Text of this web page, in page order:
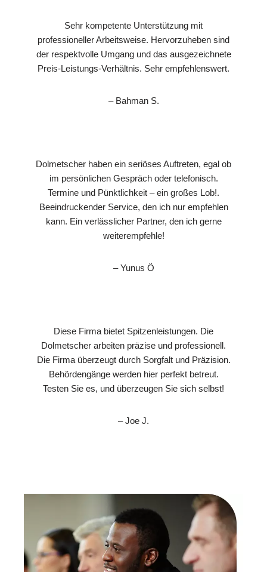
Sehr kompetente Unterstützung mit
professioneller Arbeitsweise. Hervorzuheben sind
der respektvolle Umgang und das ausgezeichnete
Preis-Leistungs-Verhältnis. Sehr empfehlenswert.
– Bahman S.
Dolmetscher haben ein seriöses Auftreten, egal ob
im persönlichen Gespräch oder telefonisch.
Termine und Pünktlichkeit – ein großes Lob!.
Beeindruckender Service, den ich nur empfehlen
kann. Ein verlässlicher Partner, den ich gerne
weiterempfehle!
– Yunus Ö
Diese Firma bietet Spitzenleistungen. Die
Dolmetscher arbeiten präzise und professionell.
Die Firma überzeugt durch Sorgfalt und Präzision.
Behördengänge werden hier perfekt betreut.
Testen Sie es, und überzeugen Sie sich selbst!
– Joe J.